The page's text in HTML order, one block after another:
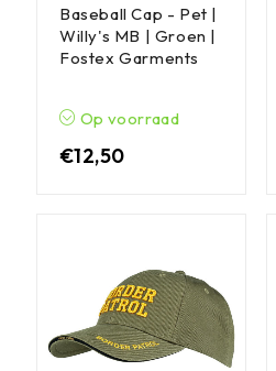
Baseball Cap - Pet |
Willy's MB | Groen |
Fostex Garments
Op voorraad
€12,50